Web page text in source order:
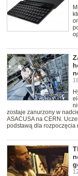
zostaje zanurzony w
ASACUSA na CERN.
podstawą dla